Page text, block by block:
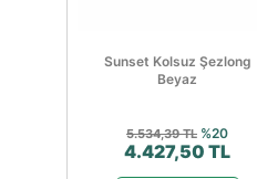
Sunset Kolsuz Şezlong
Beyaz
5.534,39 TL %20
4.427,50 TL